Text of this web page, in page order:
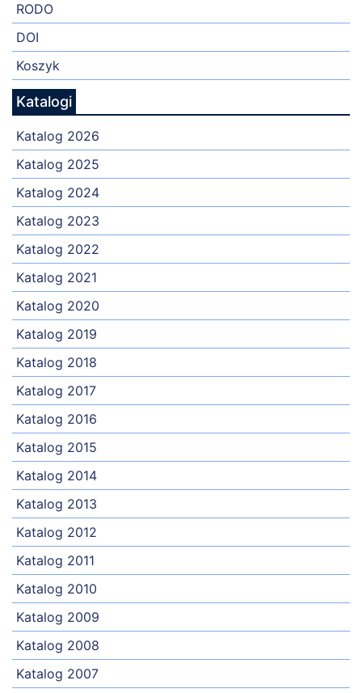
RODO
DOI
Koszyk
Katalogi
Katalog 2026
Katalog 2025
Katalog 2024
Katalog 2023
Katalog 2022
Katalog 2021
Katalog 2020
Katalog 2019
Katalog 2018
Katalog 2017
Katalog 2016
Katalog 2015
Katalog 2014
Katalog 2013
Katalog 2012
Katalog 2011
Katalog 2010
Katalog 2009
Katalog 2008
Katalog 2007